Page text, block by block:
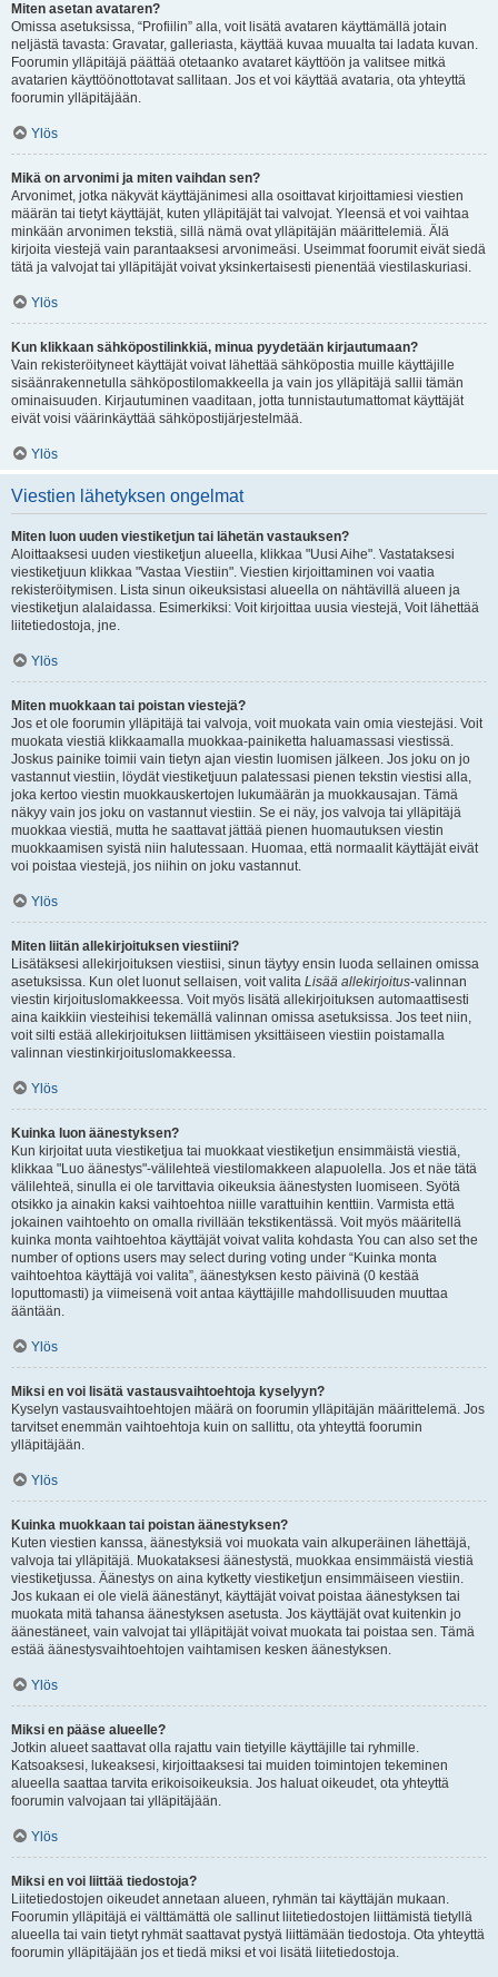
Miten asetan avataren?
Omissa asetuksissa, “Profiilin” alla, voit lisätä avataren käyttämällä jotain
neljästä tavasta: Gravatar, galleriasta, käyttää kuvaa muualta tai ladata kuvan.
Foorumin ylläpitäjä päättää otetaanko avataret käyttöön ja valitsee mitkä
avatarien käyttöönottotavat sallitaan. Jos et voi käyttää avataria, ota yhteyttä
foorumin ylläpitäjään.
Ylös
Mikä on arvonimi ja miten vaihdan sen?
Arvonimet, jotka näkyvät käyttäjänimesi alla osoittavat kirjoittamiesi viestien
määrän tai tietyt käyttäjät, kuten ylläpitäjät tai valvojat. Yleensä et voi vaihtaa
minkään arvonimen tekstiä, sillä nämä ovat ylläpitäjän määrittelemiä. Älä
kirjoita viestejä vain parantaaksesi arvonimeäsi. Useimmat foorumit eivät siedä
tätä ja valvojat tai ylläpitäjät voivat yksinkertaisesti pienentää viestilaskuriasi.
Ylös
Kun klikkaan sähköpostilinkkiä, minua pyydetään kirjautumaan?
Vain rekisteröityneet käyttäjät voivat lähettää sähköpostia muille käyttäjille
sisäänrakennetulla sähköpostilomakkeella ja vain jos ylläpitäjä sallii tämän
ominaisuuden. Kirjautuminen vaaditaan, jotta tunnistautumattomat käyttäjät
eivät voisi väärinkäyttää sähköpostijärjestelmää.
Ylös
Viestien lähetyksen ongelmat
Miten luon uuden viestiketjun tai lähetän vastauksen?
Aloittaaksesi uuden viestiketjun alueella, klikkaa "Uusi Aihe". Vastataksesi
viestiketjuun klikkaa "Vastaa Viestiin". Viestien kirjoittaminen voi vaatia
rekisteröitymisen. Lista sinun oikeuksistasi alueella on nähtävillä alueen ja
viestiketjun alalaidassa. Esimerkiksi: Voit kirjoittaa uusia viestejä, Voit lähettää
liitetiedostoja, jne.
Ylös
Miten muokkaan tai poistan viestejä?
Jos et ole foorumin ylläpitäjä tai valvoja, voit muokata vain omia viestejäsi. Voit
muokata viestiä klikkaamalla muokkaa-painiketta haluamassasi viestissä.
Joskus painike toimii vain tietyn ajan viestin luomisen jälkeen. Jos joku on jo
vastannut viestiin, löydät viestiketjuun palatessasi pienen tekstin viestisi alla,
joka kertoo viestin muokkauskertojen lukumäärän ja muokkausajan. Tämä
näkyy vain jos joku on vastannut viestiin. Se ei näy, jos valvoja tai ylläpitäjä
muokkaa viestiä, mutta he saattavat jättää pienen huomautuksen viestin
muokkaamisen syistä niin halutessaan. Huomaa, että normaalit käyttäjät eivät
voi poistaa viestejä, jos niihin on joku vastannut.
Ylös
Miten liitän allekirjoituksen viestiini?
Lisätäksesi allekirjoituksen viestiisi, sinun täytyy ensin luoda sellainen omissa
asetuksissa. Kun olet luonut sellaisen, voit valita Lisää allekirjoitus-valinnan
viestin kirjoituslomakkeessa. Voit myös lisätä allekirjoituksen automaattisesti
aina kaikkiin viesteihisi tekemällä valinnan omissa asetuksissa. Jos teet niin,
voit silti estää allekirjoituksen liittämisen yksittäiseen viestiin poistamalla
valinnan viestinkirjoituslomakkeessa.
Ylös
Kuinka luon äänestyksen?
Kun kirjoitat uuta viestiketjua tai muokkaat viestiketjun ensimmäistä viestiä,
klikkaa "Luo äänestys"-välilehteä viestilomakkeen alapuolella. Jos et näe tätä
välilehteä, sinulla ei ole tarvittavia oikeuksia äänestysten luomiseen. Syötä
otsikko ja ainakin kaksi vaihtoehtoa niille varattuihin kenttiin. Varmista että
jokainen vaihtoehto on omalla rivillään tekstikentässä. Voit myös määritellä
kuinka monta vaihtoehtoa käyttäjät voivat valita kohdasta You can also set the
number of options users may select during voting under “Kuinka monta
vaihtoehtoa käyttäjä voi valita”, äänestyksen kesto päivinä (0 kestää
loputtomasti) ja viimeisenä voit antaa käyttäjille mahdollisuuden muuttaa
ääntään.
Ylös
Miksi en voi lisätä vastausvaihtoehtoja kyselyyn?
Kyselyn vastausvaihtoehtojen määrä on foorumin ylläpitäjän määrittelemä. Jos
tarvitset enemmän vaihtoehtoja kuin on sallittu, ota yhteyttä foorumin
ylläpitäjään.
Ylös
Kuinka muokkaan tai poistan äänestyksen?
Kuten viestien kanssa, äänestyksiä voi muokata vain alkuperäinen lähettäjä,
valvoja tai ylläpitäjä. Muokataksesi äänestystä, muokkaa ensimmäistä viestiä
viestiketjussa. Äänestys on aina kytketty viestiketjun ensimmäiseen viestiin.
Jos kukaan ei ole vielä äänestänyt, käyttäjät voivat poistaa äänestyksen tai
muokata mitä tahansa äänestyksen asetusta. Jos käyttäjät ovat kuitenkin jo
äänestäneet, vain valvojat tai ylläpitäjät voivat muokata tai poistaa sen. Tämä
estää äänestysvaihtoehtojen vaihtamisen kesken äänestyksen.
Ylös
Miksi en pääse alueelle?
Jotkin alueet saattavat olla rajattu vain tietyille käyttäjille tai ryhmille.
Katsoaksesi, lukeaksesi, kirjoittaaksesi tai muiden toimintojen tekeminen
alueella saattaa tarvita erikoisoikeuksia. Jos haluat oikeudet, ota yhteyttä
foorumin valvojaan tai ylläpitäjään.
Ylös
Miksi en voi liittää tiedostoja?
Liitetiedostojen oikeudet annetaan alueen, ryhmän tai käyttäjän mukaan.
Foorumin ylläpitäjä ei välttämättä ole sallinut liitetiedostojen liittämistä tietyllä
alueella tai vain tietyt ryhmät saattavat pystyä liittämään tiedostoja. Ota yhteyttä
foorumin ylläpitäjään jos et tiedä miksi et voi lisätä liitetiedostoja.